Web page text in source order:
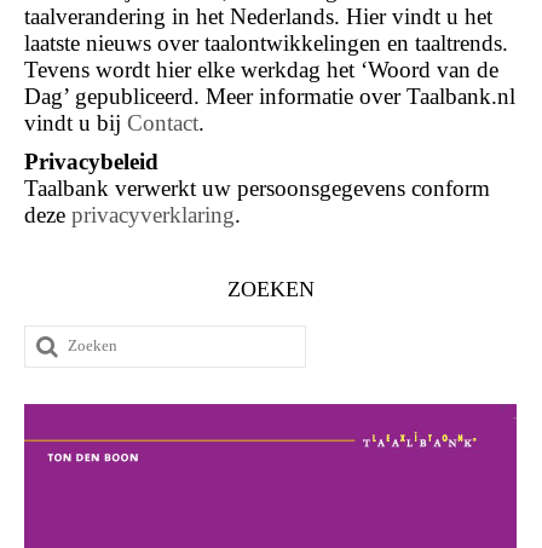
taalverandering in het Nederlands. Hier vindt u het
laatste nieuws over taalontwikkelingen en taaltrends.
Tevens wordt hier elke werkdag het ‘Woord van de
Dag’ gepubliceerd. Meer informatie over Taalbank.nl
vindt u bij Contact.
Privacybeleid
Taalbank verwerkt uw persoonsgegevens conform
deze privacyverklaring.
ZOEKEN
Zoeken
naar: